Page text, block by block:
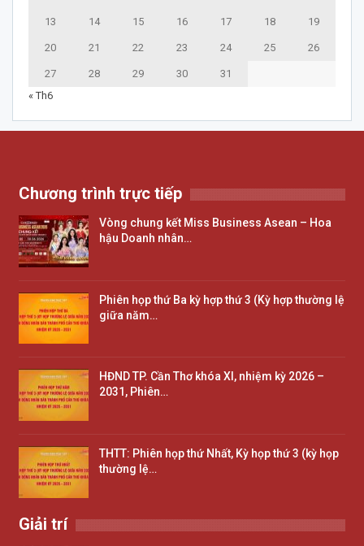
13 14 15 16 17 18 19
20 21 22 23 24 25 26
27 28 29 30
31
« Th6
Chương trình trực tiếp
Vòng chung kết Miss Business Asean – Hoa
hậu Doanh nhân…
Phiên họp thứ Ba kỳ hợp thứ 3 (Kỳ hợp thường lệ
giữa năm…
HĐND TP. Cần Thơ khóa XI, nhiệm kỳ 2026 –
2031, Phiên…
THTT: Phiên họp thứ Nhất, Kỳ họp thứ 3 (kỳ họp
thường lệ…
Giải trí